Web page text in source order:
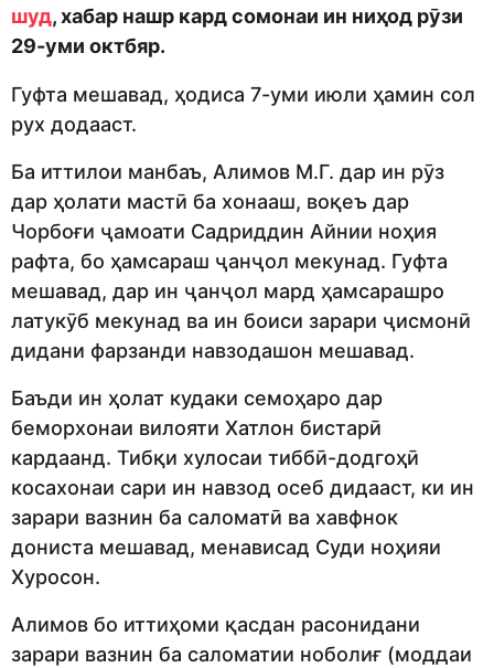
шуд, хабар нашр кард сомонаи ин ниҳод рӯзи
29-уми октбяр.
Гуфта мешавад, ҳодиса 7-уми июли ҳамин сол
рух додааст.
Ба иттилои манбаъ, Алимов М.Г. дар ин рӯз
дар ҳолати мастӣ ба хонааш, воқеъ дар
Чорбоғи ҷамоати Садриддин Айнии ноҳия
рафта, бо ҳамсараш ҷанҷол мекунад. Гуфта
мешавад, дар ин ҷанҷол мард ҳамсарашро
латукӯб мекунад ва ин боиси зарари ҷисмонӣ
дидани фарзанди навзодашон мешавад.
Баъди ин ҳолат кудаки семоҳаро дар
беморхонаи вилояти Хатлон бистарӣ
кардаанд. Тибқи хулосаи тиббӣ-додгоҳӣ
косахонаи сари ин навзод осеб дидааст, ки ин
зарари вазнин ба саломатӣ ва хавфнок
дониста мешавад, менависад Суди ноҳияи
Хуросон.
Алимов бо иттиҳоми қасдан расонидани
зарари вазнин ба саломатии ноболиғ (моддаи